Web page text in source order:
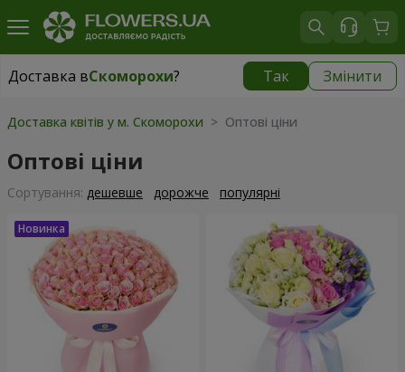
Доставка вСкоморохи? Так Змінити
Доставка вСкоморохи| безкоштовно
Доставка квітів у м. Скоморохи > Оптові ціни
Оптові ціни
Сортування: дешевше дорожче популярні